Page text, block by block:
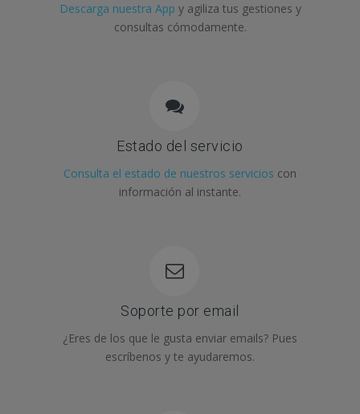
Descarga nuestra App y agiliza tus gestiones y
consultas cómodamente.
Estado del servicio
Consulta el estado de nuestros servicios con
información al instante.
Soporte por email
¿Eres de los que le gusta enviar emails? Pues
escríbenos y te ayudaremos.